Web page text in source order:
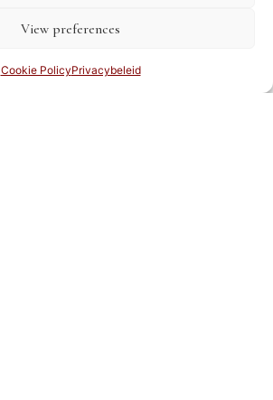
View preferences
Cookie PolicyPrivacybeleid